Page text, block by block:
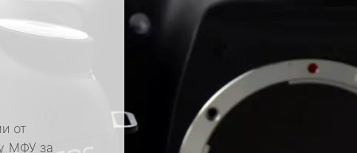
от
МФУ за